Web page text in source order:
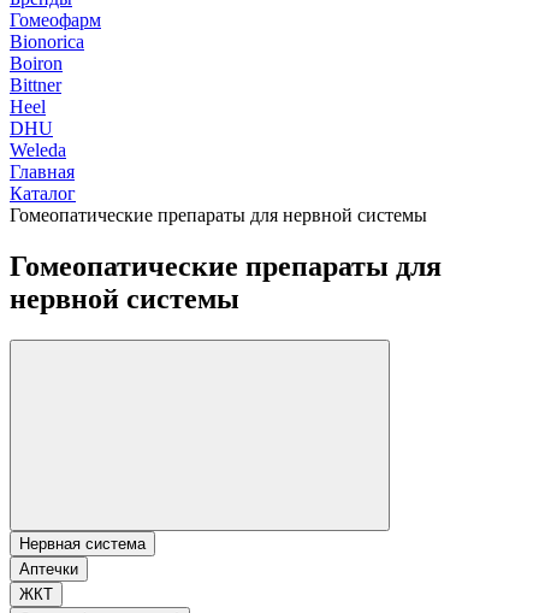
Гомеофарм
Bionorica
Boiron
Bittner
Heel
DHU
Weleda
Главная
Каталог
Гомеопатические препараты для нервной системы
Гомеопатические препараты для
нервной системы
Нервная система
Аптечки
ЖКТ